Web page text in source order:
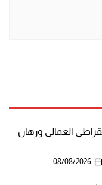
العمالي ورهان
08/08/2026